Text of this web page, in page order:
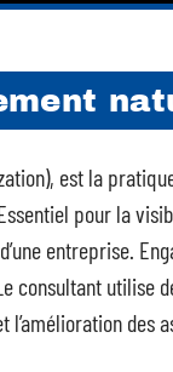
est la
pour la
entreprise.
consultant utilise
des